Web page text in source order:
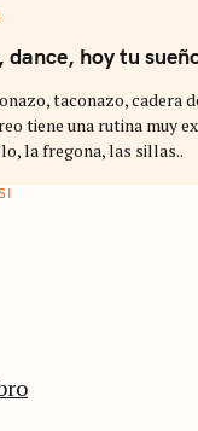
dance, hoy tu
taconazo, cadera
tiene una rutina muy
la fregona, las sillas..